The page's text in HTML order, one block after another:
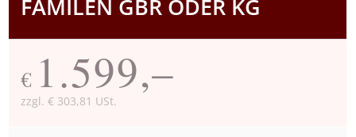
FAMILEN GBR ODER KG
€ 1.599,–
zzgl. € 303,81 USt.